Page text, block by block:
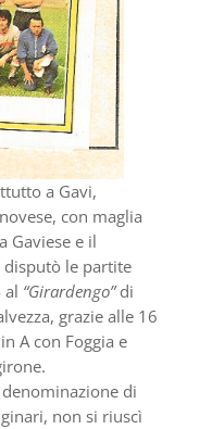
a Gavi,
con maglia
Gaviese e il
disputò le partite
al “Girardengo”di
grazie alle 16
A con Foggia e
di
non si riuscì